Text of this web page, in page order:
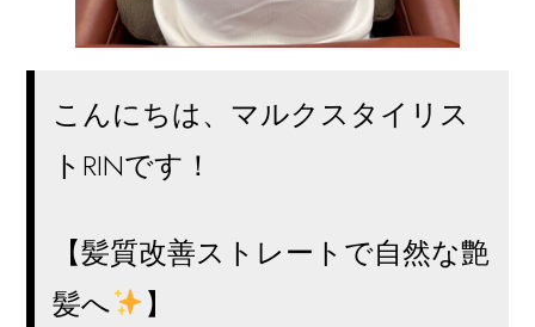
こんにちは、マルクスタイリス
トRINです！
【髪質改善ストレートで自然な艶
髪へ
】